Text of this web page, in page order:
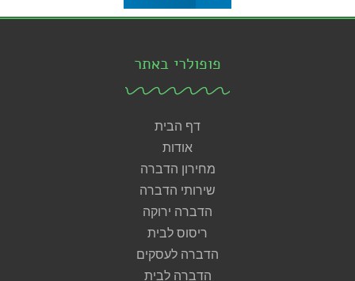
פופולרי באתר
דף הבית
אודות
מחירון הדברה
שירותי הדברה
הדברה ירוקה
ריסוס לבית
הדברה לעסקים
הדברה לבית